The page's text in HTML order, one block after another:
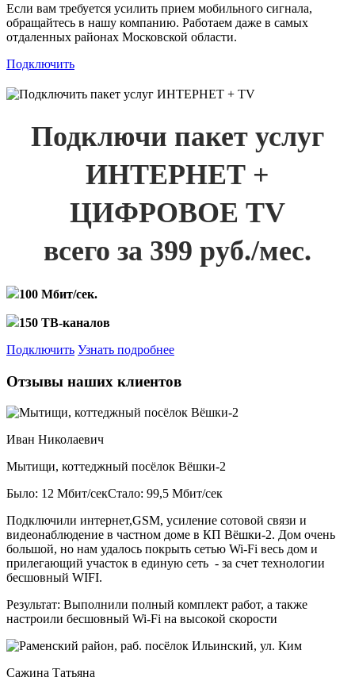
Если вам требуется усилить прием мобильного сигнала,
обращайтесь в нашу компанию. Работаем даже в самых
отдаленных районах Московской области.
Подключить
Подключи пакет услуг
ИНТЕРНЕТ +
ЦИФРОВОЕ TV
всего за 399 руб./мес.
100 Мбит/сек.
150 ТВ-каналов
Подключить Узнать подробнее
Отзывы наших клиентов
Иван Николаевич
Мытищи, коттеджный посёлок Вёшки-2
Было: 12 Мбит/секСтало: 99,5 Мбит/сек
Подключили интернет,GSM, усиление сотовой связи и
видеонаблюдение в частном доме в КП Вёшки-2. Дом очень
большой, но нам удалось покрыть сетью Wi-Fi весь дом и
прилегающий участок в единую сеть - за счет технологии
бесшовный WIFI.
Результат: Выполнили полный комплект работ, а также
настроили бесшовный Wi-Fi на высокой скорости
Сажина Татьяна